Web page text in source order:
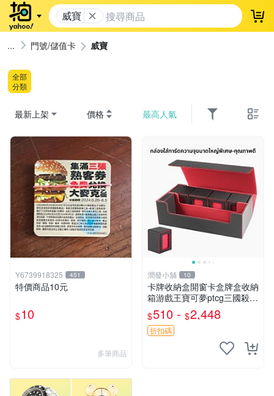
威寶 登
門號/儲值卡 威寶
全部
分類
最新上架 價格 最高人氣
Y6739918325 451
特價商品10元
$10
多筆商品
潤發小舖 10
卡牌收納盒開窗卡盒牌盒收納
箱游戲王寶可夢ptcg三國殺海
賊王dtcg
$510 - $2,448
折扣碼